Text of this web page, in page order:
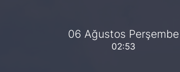
06 Ağustos Perşembe
02:53